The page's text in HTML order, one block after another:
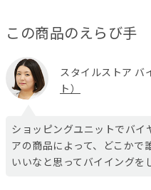
この商品のえらび手
スタイルストア バ
ト）
ショッピングユニットでバイ
アの商品によって、どこかで
いいなと思ってバイイングを